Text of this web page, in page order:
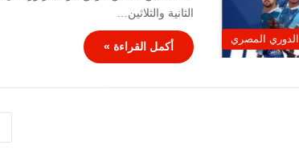
الدوري المصري
الثانية والثلاثين…
أكمل القراءة »